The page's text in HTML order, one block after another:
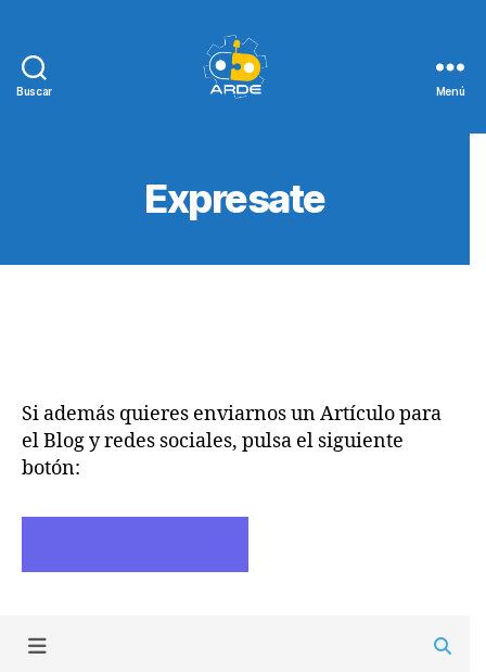
Buscar Menú
Expresate
Si además quieres enviarnos un Artículo para
el Blog y redes sociales, pulsa el siguiente
botón: